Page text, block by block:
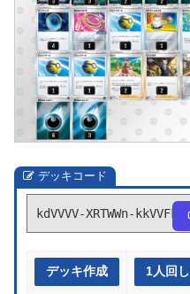
デッキコード
kdVVVV-XRTWWn-kkVVFk
デッキ作成 1人回し